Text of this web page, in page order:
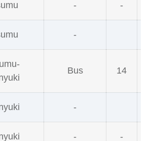
- -
-
Bus 14
-
- -